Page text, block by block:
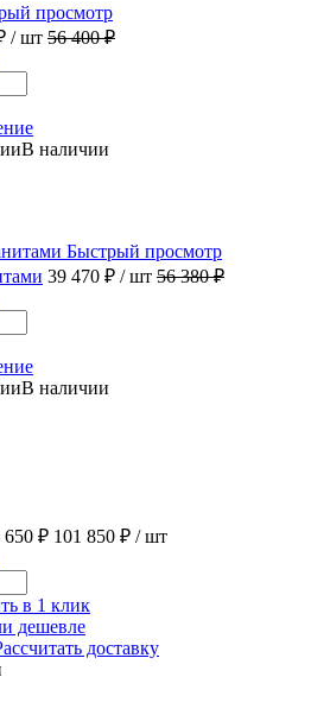
просмотр
/ шт 56 400 ₽
В наличии
Быстрый просмотр
39 470 ₽ / шт 56 380 ₽
В наличии
650 ₽ 101 850 ₽ / шт
в 1 клик
дешевле
доставку